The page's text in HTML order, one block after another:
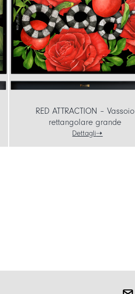
RED ATTRACTION – Vassoio
rettangolare grande
Dettagli